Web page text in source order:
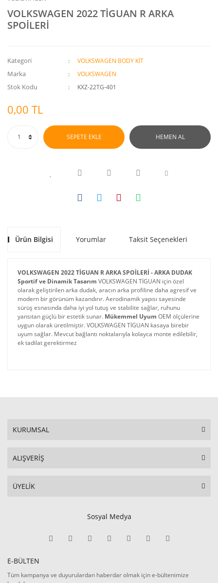
VOLKSWAGEN 2022 TİGUAN R ARKA
SPOİLERİ
Kategori VOLKSWAGEN BODY KİT
Marka VOLKSWAGEN
Stok Kodu KXZ-22TG-401
0,00 TL
SEPETE EKLE HEMEN AL
Ürün Bilgisi Yorumlar Taksit Seçenekleri
VOLKSWAGEN 2022 TİGUAN R ARKA SPOİLERİ - ARKA DUDAK
Sportif ve Dinamik Tasarım VOLKSWAGEN TİGUAN için özel
olarak geliştirilen arka dudak, aracın arka profiline daha agresif ve
modern bir görünüm kazandırır. Aerodinamik yapısı sayesinde
sürüş esnasında daha iyi yol tutuş ve stabilite sağlar, ruhunu
yansıtan güçlü bir estetik sunar. Mükemmel Uyum OEM ölçülerine
uygun olarak üretilmiştir. VOLKSWAGEN TİGUAN kasaya birebir
uyum sağlar. Mevcut bağlantı noktalarıyla kolayca monte edilebilir,
ek tadilat gerektirmez
KURUMSAL
ALIŞVERİŞ
ÜYELİK
Sosyal Medya
E-BÜLTEN
Tüm kampanya ve duyurulardan haberdar olmak için e-bültenimize